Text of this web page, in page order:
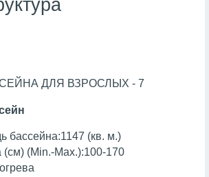
ДЛЯ ВЗРОСЛЫХ - 7
бассейна:1147 (кв. м.)
(см) (Min.-Max.):100-170